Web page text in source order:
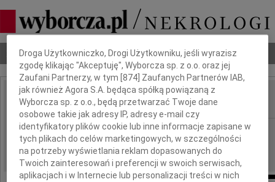
Nekrologi Odeszli Poradnik pogrzebowy
IMIĘ I NAZWISKO:
REGION: Warszawa
DATA EMISJI: 04.05.2010
Dbamy o Twoją prywatność
Droga Użytkowniczko, Drogi Użytkowniku, jeśli wyrazisz
zgodę klikając "Akceptuję", Wyborcza sp. z o.o. oraz jej
Zaufani Partnerzy, w tym [874 ] Zaufanych Partnerów IAB,
jak również Agora S.A. będąca spółką powiązaną z
Wyborcza sp. z o.o., będą przetwarzać Twoje dane
osobowe takie jak adresy IP, adresy e-mail czy
identyfikatory plików cookie lub inne informacje zapisane w
tych plikach do celów marketingowych, w szczególności
na potrzeby wyświetlania reklam dopasowanych do
Twoich zainteresowań i preferencji w swoich serwisach,
aplikacjach i w Internecie lub personalizacji treści w nich